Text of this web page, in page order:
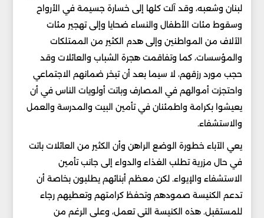
لبنان وشعبه، وقد آلت كلها إلى خسارة جسيمة في الأرواح
وسقوط مئات الأطفال والنساء ضحايا وإلى تهجير مئات
الآلاف من المواطنين وإلى هدم الكثير من الممتلكات
والمؤسسات، كما وتفاقمت هجرة الشباب والعائلات وقد
حجب مورد رزقهم، لا سيما بعد أن تبخر ضمانهم الاجتماعي
واحتجزت أموالهم في المصارف وباتت أولويات الناس في أن
يعيشوا بكرامة واطمئنان في تأمين البيت والمدرسة والعمل
والاستشفاء.
يعي الآباء خطورة الوضع الراهن وأن الكثير من العائلات باتت
في حال مزرية تطلب الغذاء والدواء إلى جانب تأمين
الاستشفاء والإيواء. لكن معظم أبنائهم يطلبون بخاصة أن
تدعم الكنيسة صمودهم وتحفظ كرامتهم وتعطيهم رجاء
للمستقبل. هذه الكنيسة التي تعمل، وعلى الرغم من